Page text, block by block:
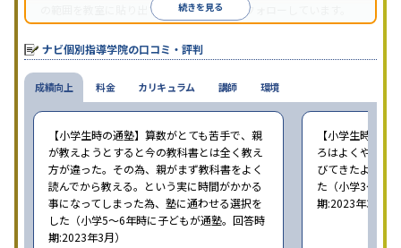
の範囲を教室に貼り出すなど手厚く学習をフォローしています。
オリジナルテキストを使用しており、特に英語は各教科書に合わ
せたテキストを使った「先取り学習」で理解度を深められます。
続きを見る
ナビ個別指導学院の口コミ・評判
成績向上
【小学生時の通塾】算数がとても苦手で、親
が教えようとすると今の教科書とは全く教え
方が違った。その為、親がまず教科書をよく
読んでから教える。という実に時間がかかる
事になってしまった為、塾に通わせる選択を
した（小学5〜6年時に子どもが通塾。回答時
期:2023年3月）
【小学生時の通
ろはよくやり方
びてきたようで
た（小学3〜6年
期:2023年3月）
料金 カリキュラム 講師 環境